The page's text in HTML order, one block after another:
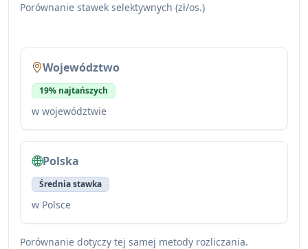
Porównanie stawek selektywnych (zł/os.)
Województwo
19% najtańszych
w województwie
Polska
Średnia stawka
w Polsce
Porównanie dotyczy tej samej metody rozliczania.